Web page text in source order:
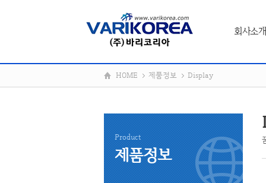
회사소개
HOME 제품정보 Display
Product
제품정보